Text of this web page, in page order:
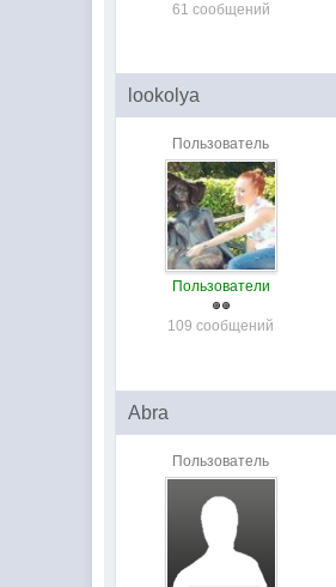
61 сообщений
lookolya
Пользователь
Пользователи
109 сообщений
Abra
Пользователь